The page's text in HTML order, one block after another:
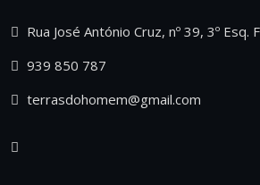
Rua José António Cruz, nº 39, 3º
939 850 787
terrasdohomem@gmail.com